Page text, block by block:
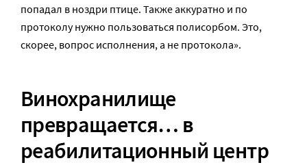
попадал в ноздри птице. Также аккуратно и по
протоколу нужно пользоваться полисорбом. Это,
скорее, вопрос исполнения, а не протокола».
Винохранилище
превращается… в
реабилитационный центр